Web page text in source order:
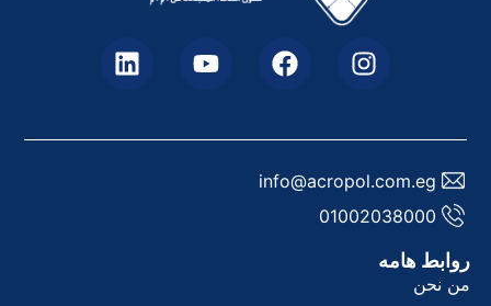
info@acropol.com.eg
01002038000
هامه
نحن